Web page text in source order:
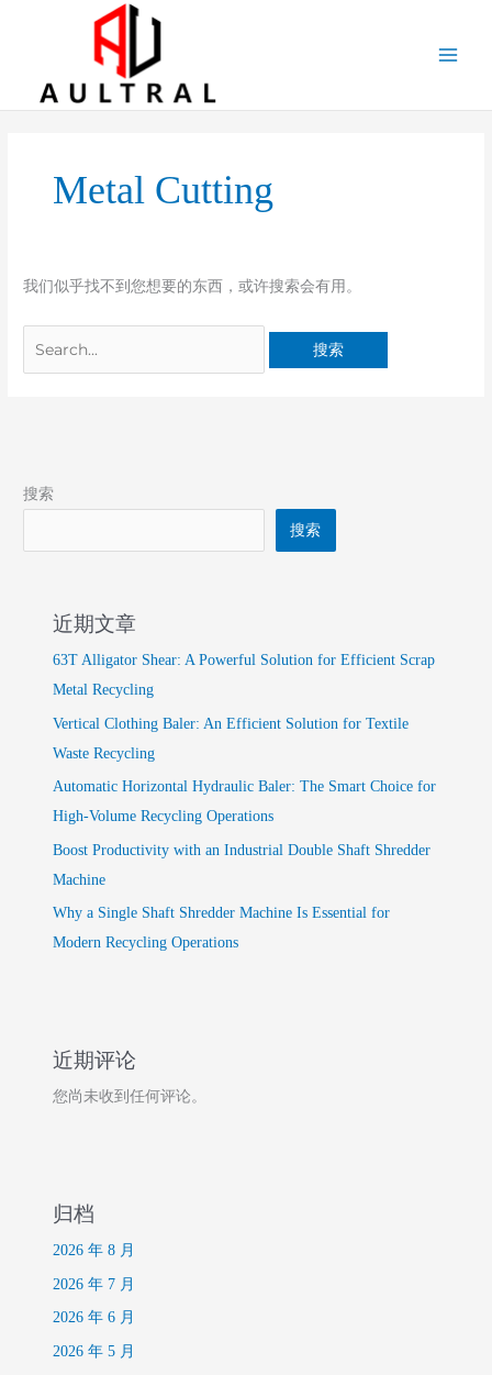
Metal Cutting
我们似乎找不到您想要的东西，或许搜索会有用。
搜索
搜索
近期文章
63T Alligator Shear: A Powerful Solution for Efficient Scrap
Metal Recycling
Vertical Clothing Baler: An Efficient Solution for Textile
Waste Recycling
Automatic Horizontal Hydraulic Baler: The Smart Choice for
High-Volume Recycling Operations
Boost Productivity with an Industrial Double Shaft Shredder
Machine
Why a Single Shaft Shredder Machine Is Essential for
Modern Recycling Operations
近期评论
您尚未收到任何评论。
归档
2026 年 8 月
2026 年 7 月
2026 年 6 月
2026 年 5 月